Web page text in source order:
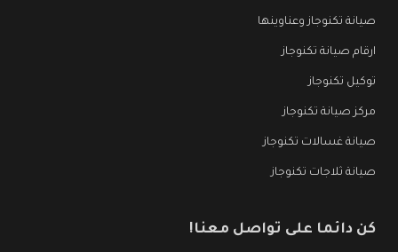
صيانة تكنوجاز وعناوينها
ارقام صيانة تكنوجاز
توكيل تكنوجاز
مركز صيانة تكنوجاز
صيانة غسالات تكنوجاز
صيانة ثلاجات تكنوجاز
كن دائما على تواصل معنا!